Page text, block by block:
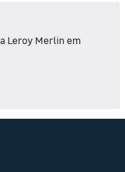
Leroy Merlin em